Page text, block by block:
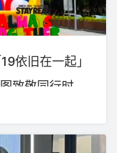
依旧在一起」
致敬同行时